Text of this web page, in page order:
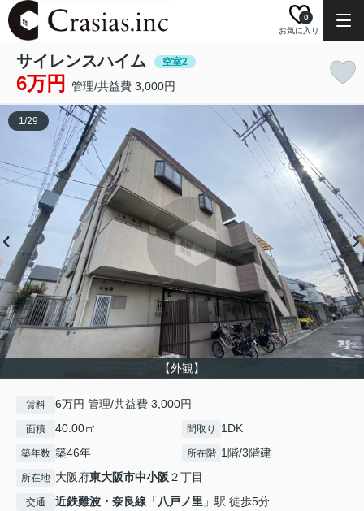
お気に入り
0
サイレンスハイム 空室2
6万円 管理/共益費 3,000円
【外観】
1/29
賃料 6万円 管理/共益費 3,000円
面積 40.00㎡ 間取り 1DK
築年数 築46年 所在階 1階/3階建
所在地 大阪府東大阪市中小阪 ２丁目
交通 近鉄難波・奈良線 「八戸ノ里 」駅 徒歩5分